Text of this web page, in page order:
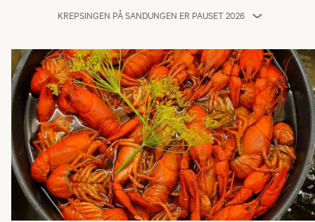
KREPSINGEN PÅ SANDUNGEN ER PAUSET 2026